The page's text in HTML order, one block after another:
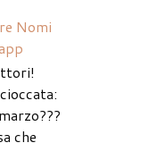
Nomi
che